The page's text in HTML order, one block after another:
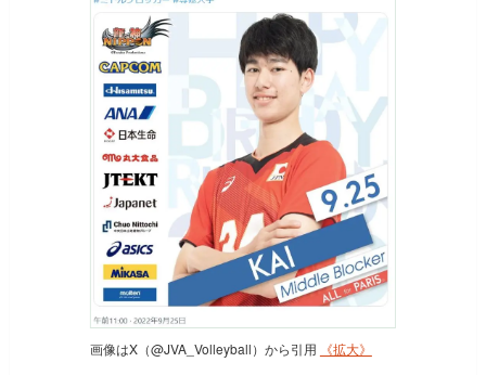
画像はX（@JVA_Volleyball）から引用 《拡大》